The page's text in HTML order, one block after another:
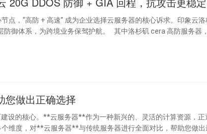
点，“高防 + 高速” 成为企业选择云服务器的核心诉求。印象云
保驾护航。 其中洛杉矶 cera 高防服务器，采
您做出正确选择
设的核心。**云服务器**作为一种新兴的、灵活的计算资源，正
维度，对**云服务器**与传统服务器进行全面对比，帮助您做出